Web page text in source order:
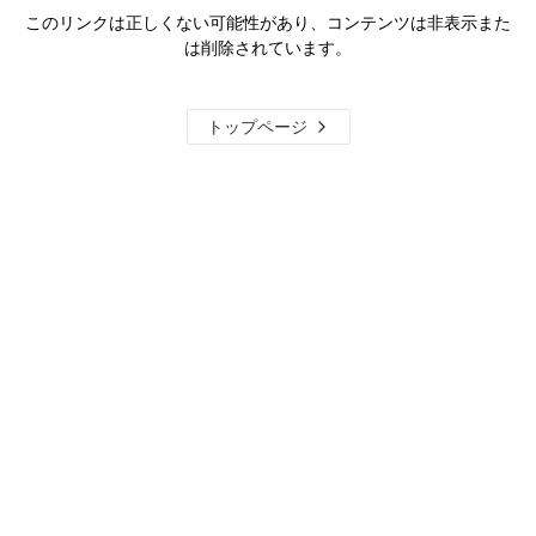
このリンクは正しくない可能性があり、コンテンツは非表示また
は削除されています。
トップページ